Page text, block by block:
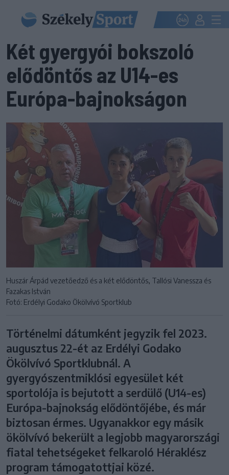
Két gyergyói bokszoló
elődöntős az U14-es
Európa-bajnokságon
Huszár Árpád vezetőedző és a két elődöntős, Tallósi Vanessza és
Fazakas István
Fotó: Erdélyi Godako Ökölvívó Sportklub
Történelmi dátumként jegyzik fel 2023.
augusztus 22-ét az Erdélyi Godako
Ökölvívó Sportklubnál. A
gyergyószentmiklósi egyesület két
sportolója is bejutott a serdülő (U14-es)
Európa-bajnokság elődöntőjébe, és már
biztosan érmes. Ugyanakkor egy másik
ökölvívó bekerült a legjobb magyarországi
fiatal tehetségeket felkaroló Héraklész
program támogatottjai közé.